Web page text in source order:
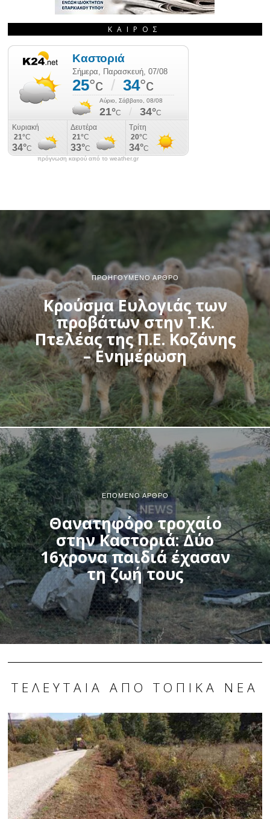
ΚΑΙΡΌΣ
πρόγνωση καιρού από το weather.gr
ΠΡΟΗΓΟΎΜΕΝΟ ΆΡΘΡΟ
Κρούσμα Ευλογιάς των
προβάτων στην Τ.Κ.
Πτελέας της Π.Ε. Κοζάνης
– Ενημέρωση
ΕΠΌΜΕΝΟ ΆΡΘΡΟ
Θανατηφόρο τροχαίο
στην Καστοριά: Δύο
16χρονα παιδιά έχασαν
τη ζωή τους
ΤΕΛΕΥΤΑΊΑ ΑΠΌ ΤΟΠΙΚΆ ΝΈΑ